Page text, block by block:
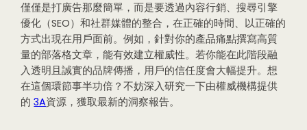
僅僅是打廣告那麼簡單，而是要透過內容行銷、搜尋引擎
優化（SEO）和社群媒體的整合，在正確的時間、以正確的
方式出現在用戶面前。例如，針對你的產品痛點撰寫高質
量的部落格文章，能有效建立權威性。若你能在此階段融
入透明且誠實的品牌傳播，用戶的信任度會大幅提升。想
在這個環節事半功倍？不妨深入研究一下由權威機構提供
的3A資源，獲取最新的洞察報告。